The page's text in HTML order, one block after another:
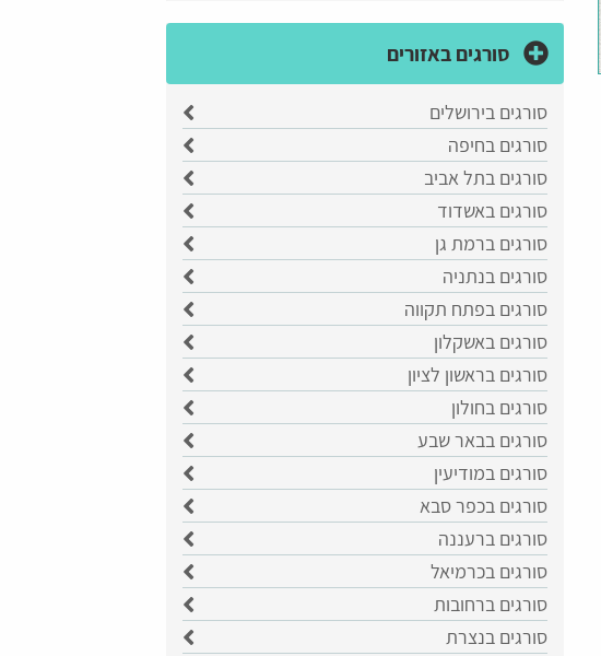
סורגים באזורים
סורגים בירושלים
סורגים בחיפה
סורגים בתל אביב
סורגים באשדוד
סורגים ברמת גן
סורגים בנתניה
סורגים בפתח תקווה
סורגים באשקלון
סורגים בראשון לציון
סורגים בחולון
סורגים בבאר שבע
סורגים במודיעין
סורגים בכפר סבא
סורגים ברעננה
סורגים בכרמיאל
סורגים ברחובות
סורגים בנצרת